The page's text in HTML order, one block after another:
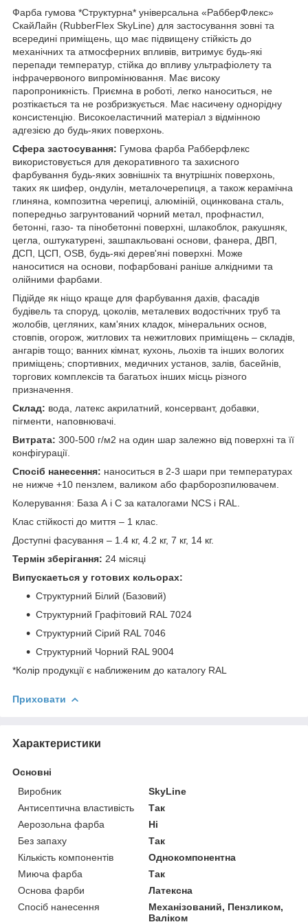
Фарба гумова *Структурна* універсальна «РабберФлекс»
СкайЛайн (RubberFlex SkyLine) для застосування зовні та
всередині приміщень, що має підвищену стійкість до
механічних та атмосферних впливів, витримує будь-які
перепади температур, стійка до впливу ультрафіолету та
інфрачервоного випромінювання. Має високу
паропроникність. Приємна в роботі, легко наноситься, не
розтікається та не розбризкується. Має насичену однорідну
консистенцію. Високоеластичний матеріал з відмінною
адгезією до будь-яких поверхонь.
Сфера застосування: Гумова фарба Рабберфлекс
використовується для декоративного та захисного
фарбування будь-яких зовнішніх та внутрішніх поверхонь,
таких як шифер, ондулін, металочерепиця, а також керамічна
глиняна, композитна черепиці, алюміній, оцинкована сталь,
попередньо загрунтований чорний метал, профнастил,
бетонні, газо- та пінобетонні поверхні, шлакоблок, ракушняк,
цегла, оштукатурені, зашпакльовані основи, фанера, ДВП,
ДСП, ЦСП, OSB, будь-які дерев'яні поверхні. Може
наноситися на основи, пофарбовані раніше алкідними та
олійними фарбами.
Підійде як ніщо краще для фарбування дахів, фасадів
будівель та споруд, цоколів, металевих водостічних труб та
жолобів, цегляних, кам'яних кладок, мінеральних основ,
стовпів, огорож, житлових та нежитлових приміщень – складів,
ангарів тощо; ванних кімнат, кухонь, льохів та інших вологих
приміщень; спортивних, медичних установ, залів, басейнів,
торгових комплексів та багатьох інших місць різного
призначення.
Склад: вода, латекс акрилатний, консервант, добавки,
пігменти, наповнювачі.
Витрата: 300-500 г/м2 на один шар залежно від поверхні та її
конфігурації.
Спосіб нанесення: наноситься в 2-3 шари при температурах
не нижче +10 пензлем, валиком або фарборозпилювачем.
Колерування: База А і С за каталогами NCS і RAL.
Клас стійкості до миття – 1 клас.
Доступні фасування – 1.4 кг, 4.2 кг, 7 кг, 14 кг.
Термін зберігання: 24 місяці
Випускаеться у готових кольорах:
Структурний Білий (Базовий)
Структурний Графітовий RAL 7024
Структурний Сірий RAL 7046
Структурний Чорний RAL 9004
*Колір продукції є наближеним до каталогу RAL
Приховати
Характеристики
Основні
Виробник
SkyLine
Антисептична властивість
Так
Аерозольна фарба
Ні
Без запаху
Так
Кількість компонентів
Однокомпонентна
Миюча фарба
Так
Основа фарби
Латексна
Спосіб нанесення
Механізований, Пензликом,
Валіком